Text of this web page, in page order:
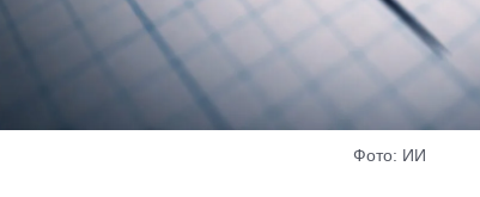
Фото: ИИ